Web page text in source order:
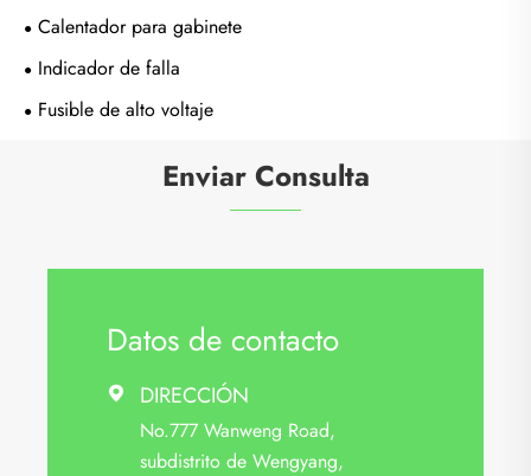
Calentador para gabinete
Indicador de falla
Fusible de alto voltaje
Enviar Consulta
Datos de contacto
 DIRECCIÓN
No.777 Wanweng Road,
subdistrito de Wengyang,